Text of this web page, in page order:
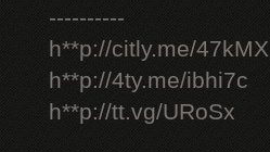
----------
h**p://citly.me/47kMX
h**p://4ty.me/ibhi7c
h**p://tt.vg/URoSx